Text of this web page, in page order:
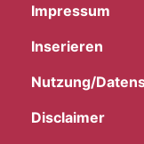
Impressum
Inserieren
Nutzung/
Disclaimer